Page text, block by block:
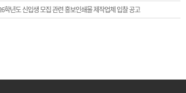
학년도 신입생 모집 관련 홍보인쇄물 제작업체 입찰 공고